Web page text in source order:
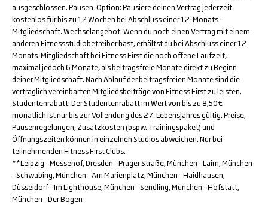
ausgeschlossen. Pausen-Option: Pausiere deinen Vertrag jederzeit
kostenlos für bis zu 12 Wochen bei Abschluss einer 12-Monats-
Mitgliedschaft. Wechselangebot: Wenn du noch einen Vertrag mit einem
anderen Fitnessstudiobetreiber hast, erhältst du bei Abschluss einer 12-
Monats-Mitgliedschaft bei Fitness First die noch offene Laufzeit,
maximal jedoch 6 Monate, als beitragsfreie Monate direkt zu Beginn
deiner Mitgliedschaft. Nach Ablauf der beitragsfreien Monate sind die
vertraglich vereinbarten Mitgliedsbeiträge von Fitness First zu leisten.
Studentenrabatt: Der Studentenrabatt im Wert von bis zu 8,50€
monatlich ist nur bis zur Vollendung des 27. Lebensjahres gültig. Preise,
Pausenregelungen, Zusatzkosten (bspw. Trainingspaket) und
Öffnungszeiten können in einzelnen Studios abweichen. Nur bei
teilnehmenden Fitness First Clubs.
**Leipzig - Messehof, Dresden - Prager Straße, München - Laim, München
- Schwabing, München - Am Marienplatz, München - Haidhausen,
Düsseldorf - Im Lighthouse, München - Sendling, München - Hofstatt,
München - Der Bogen